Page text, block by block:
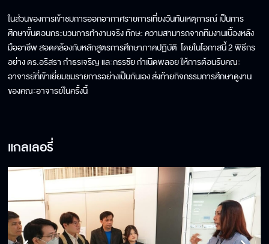
ใน​ส่วน​ของ​การ​เข้าชม​ก​ารออกอากาศรายการ​เที่ยงวันทันเหตุการณ์ เป็น​การ​
ศึกษาขั้นตอน​กระบวนการทำงาน​จริง​ ทักษะ​ ความสามารถ​จากทีมงาน​เบื้องหลัง​
มืออาชีพ​ สอดคล้องกับหลักสูตรการศึกษาภาคปฏิบัติ ​ โดย​ในโอกา​ส​นี้ 2 พิธีกร
อย่าง​ ดร.อริสรา กำธรเจริญ และ​กรรชัย กำเนิดพลอย ​ให้การต้อนรับคณะ
อาจารย์ที่​เข้า​​เยี่ยมชมรายการอย่างเป็นกันเอง​ ส่งท้ายกิจกรรมการศึกษาดูงาน
ของคณะอาจารย์ในครั้งนี้
แกลเลอรี่